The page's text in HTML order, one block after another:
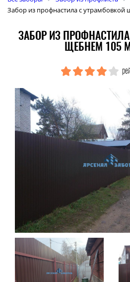
Забор из профнастила с утрамбовкой
ЗАБОР ИЗ
ЩЕБНЕМ 105